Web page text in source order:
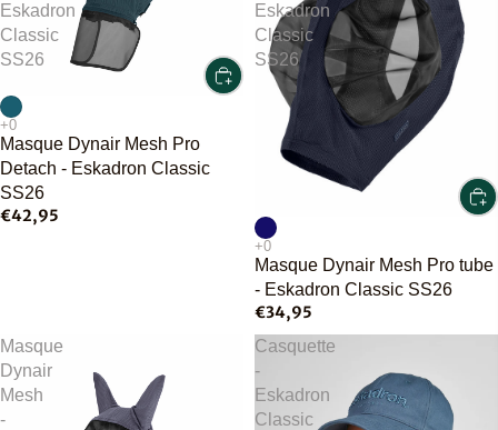
Eskadron
Classic
SS26
Masque Dynair Mesh Pro
Detach - Eskadron Classic
SS26
€42,95
Eskadron
Classic
SS26
Masque Dynair Mesh Pro tube
- Eskadron Classic SS26
€34,95
Masque
Dynair
Mesh
-
Casquette
-
Eskadron
Classic